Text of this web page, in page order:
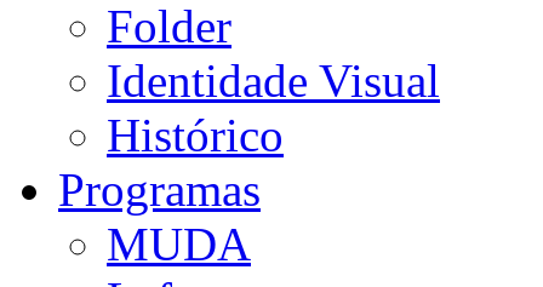
Folder
Identidade Visual
Histórico
Programas
MUDA